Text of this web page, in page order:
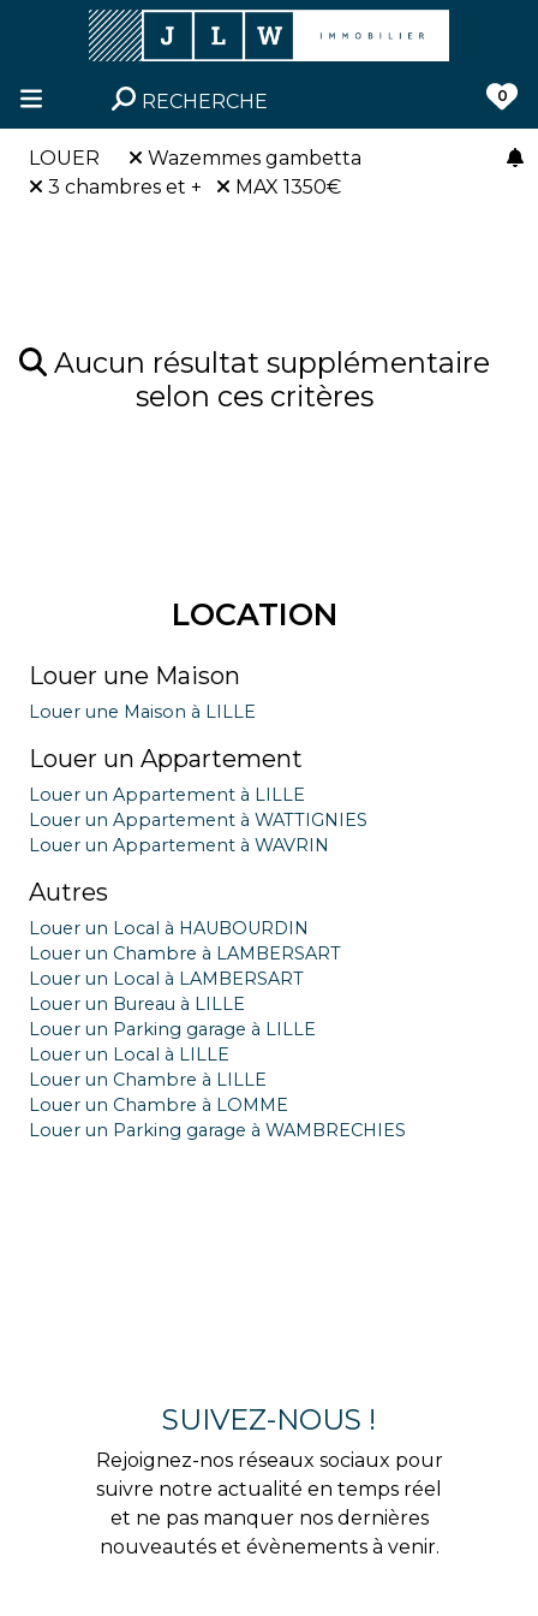
RECHERCHE 0
LOUER
Wazemmes gambetta
3 chambres et +
MAX 1350€
Aucun résultat supplémentaire
selon ces critères
LOCATION
Louer une Maison
Louer une Maison à LILLE
Louer un Appartement
Louer un Appartement à LILLE
Louer un Appartement à WATTIGNIES
Louer un Appartement à WAVRIN
Autres
Louer un Local à HAUBOURDIN
Louer un Chambre à LAMBERSART
Louer un Local à LAMBERSART
Louer un Bureau à LILLE
Louer un Parking garage à LILLE
Louer un Local à LILLE
Louer un Chambre à LILLE
Louer un Chambre à LOMME
Louer un Parking garage à WAMBRECHIES
SUIVEZ-NOUS !
Rejoignez-nos réseaux sociaux pour
suivre notre actualité en temps réel
et ne pas manquer nos dernières
nouveautés et évènements à venir.